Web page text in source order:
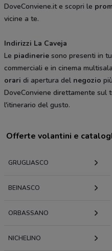
DoveConviene.it e scopri le
vicine a te.
Indirizzi La Caveja
Le piadinerie sono presenti in
commerciali e in cinema
orari di apertura del negozio
DoveConviene direttamente sul
l'itinerario del gusto.
Offerte volantini e
GRUGLIASCO
BEINASCO
ORBASSANO
NICHELINO